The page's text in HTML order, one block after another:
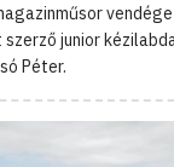
szerző junior
Péter.